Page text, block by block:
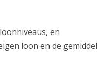
en
loon en de